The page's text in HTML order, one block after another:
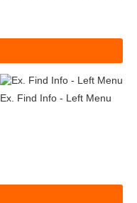
Ex. Find Info - Left Menu